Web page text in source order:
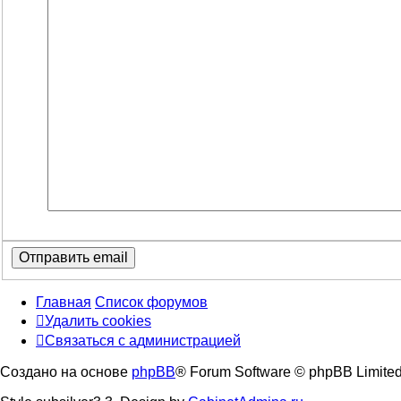
Главная Список форумов
Удалить cookies
Связаться
администрацией
Связаться с администрацией
Создано на основе phpBB® Forum Software © phpBB